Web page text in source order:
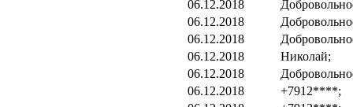
06.12.2018
06.12.2018
06.12.2018
06.12.2018
Николай;
06.12.2018
06.12.2018
+7912****;